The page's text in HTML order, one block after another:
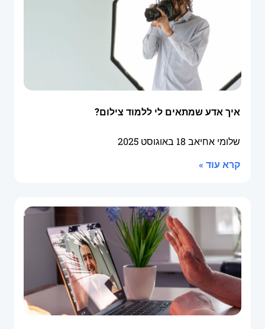
איך אדע שמתאים לי ללמוד צילום?
שלומי אחיאב 18 באוגוסט 2025
קרא עוד »